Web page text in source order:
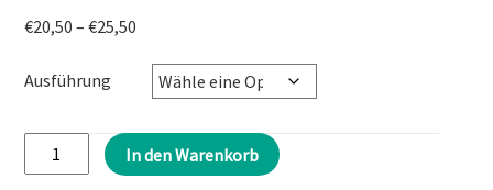
€20,50 –€25,50
€25,50
Ausführung
STIHL
Hochdruck-
In den Warenkorb